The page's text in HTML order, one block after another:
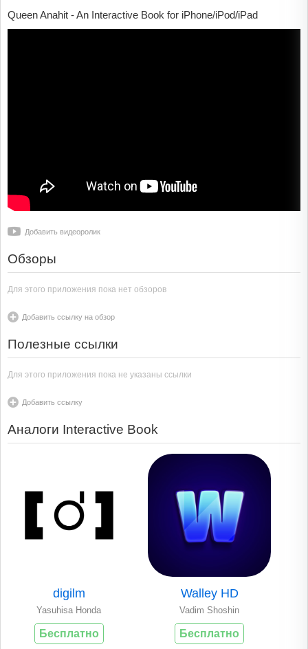
Queen Anahit - An Interactive Book for iPhone/iPod/iPad
Добавить видеоролик
Обзоры
Для этого приложения пока нет обзоров
Добавить ссылку на обзор
Полезные ссылки
Для этого приложения пока не указаны ссылки
Добавить ссылку
Аналоги Interactive Book
digilm
Yasuhisa Honda
Бесплатно
Walley HD
Vadim Shoshin
Бесплатно